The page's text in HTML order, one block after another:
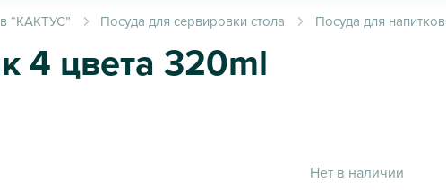
“КАКТУС” Посуда для сервировки стола Посуда для напитков
4 цвета 320ml
Нет в наличии